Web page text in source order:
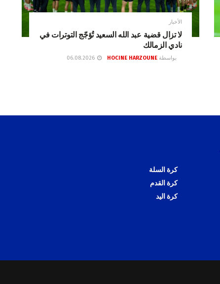
الأخبار
لا تزال قضية عبد الله السعيد تُؤجّج التوترات في
نادي الزمالك
بواسطة HOCINE HARZOUNE
كرة السلة
كرة القدم
كرة اليد